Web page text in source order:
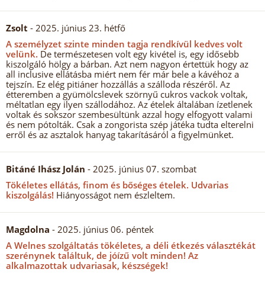
Zsolt - 2025. június 23. hétfő
A személyzet szinte minden tagja rendkívül kedves volt
velünk. De természetesen volt egy kivétel is, egy idősebb
kiszolgáló hölgy a bárban. Azt nem nagyon értettük hogy az
all inclusive ellátásba miért nem fér már bele a kávéhoz a
tejszín. Ez elég pitiáner hozzállás a szálloda részéről. Az
étteremben a gyümölcslevek szörnyű cukros vackok voltak,
méltatlan egy ilyen szállodához. Az ételek általában ízetlenek
voltak és sokszor szembesültünk azzal hogy elfogyott valami
és nem pótolták. Csak a zongorista szép játéka tudta elterelni
erről és az asztalok hanyag takarításáról a figyelmünket.
Bitáné Ihász Jolán - 2025. június 07. szombat
Tökéletes ellátás, finom és bőséges ételek. Udvarias
kiszolgálás! Hiányosságot nem észleltem.
Magdolna - 2025. június 06. péntek
A Welnes szolgáltatás tökéletes, a déli étkezés választékát
szerénynek találtuk, de jóízű volt minden! Az
alkalmazottak udvariasak, készségek!